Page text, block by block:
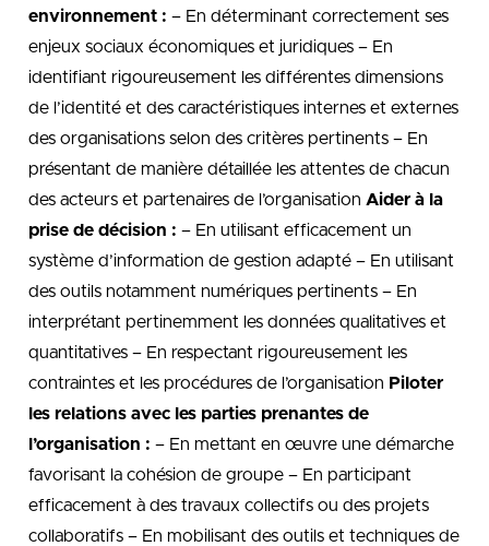
environnement : – En déterminant correctement ses
enjeux sociaux économiques et juridiques – En
identifiant rigoureusement les différentes dimensions
de l’identité et des caractéristiques internes et externes
des organisations selon des critères pertinents – En
présentant de manière détaillée les attentes de chacun
des acteurs et partenaires de l’organisation Aider à la
prise de décision : – En utilisant efficacement un
système d’information de gestion adapté – En utilisant
des outils notamment numériques pertinents – En
interprétant pertinemment les données qualitatives et
quantitatives – En respectant rigoureusement les
contraintes et les procédures de l’organisation Piloter
les relations avec les parties prenantes de
l’organisation : – En mettant en œuvre une démarche
favorisant la cohésion de groupe – En participant
efficacement à des travaux collectifs ou des projets
collaboratifs – En mobilisant des outils et techniques de